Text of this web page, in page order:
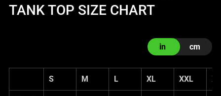
TANK TOP SIZE CHART
in cm
S M L XL XXL